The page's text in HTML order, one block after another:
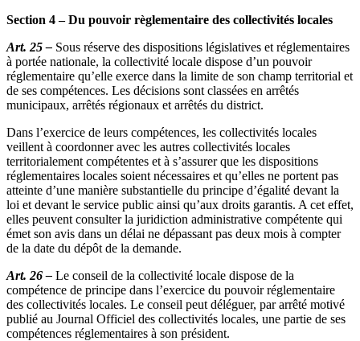
Section 4 – Du pouvoir règlementaire des collectivités locales
Art. 25 – Sous réserve des dispositions législatives et réglementaires
à portée nationale, la collectivité locale dispose d’un pouvoir
réglementaire qu’elle exerce dans la limite de son champ territorial et
de ses compétences. Les décisions sont classées en arrêtés
municipaux, arrêtés régionaux et arrêtés du district.
Dans l’exercice de leurs compétences, les collectivités locales
veillent à coordonner avec les autres collectivités locales
territorialement compétentes et à s’assurer que les dispositions
réglementaires locales soient nécessaires et qu’elles ne portent pas
atteinte d’une manière substantielle du principe d’égalité devant la
loi et devant le service public ainsi qu’aux droits garantis. A cet effet,
elles peuvent consulter la juridiction administrative compétente qui
émet son avis dans un délai ne dépassant pas deux mois à compter
de la date du dépôt de la demande.
Art. 26 – Le conseil de la collectivité locale dispose de la
compétence de principe dans l’exercice du pouvoir réglementaire
des collectivités locales. Le conseil peut déléguer, par arrêté motivé
publié au Journal Officiel des collectivités locales, une partie de ses
compétences réglementaires à son président.